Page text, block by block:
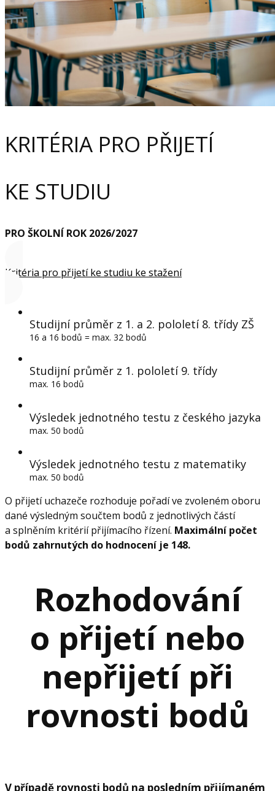
KRITÉRIA PRO PŘIJETÍ
KE STUDIU
PRO ŠKOLNÍ ROK 2026/2027
Kritéria pro přijetí ke studiu ke stažení
Studijní průměr z 1. a 2. pololetí 8. třídy ZŠ
16 a 16 bodů = max. 32 bodů
Studijní průměr z 1. pololetí 9. třídy
max. 16 bodů
Výsledek jednotného testu z českého jazyka
max. 50 bodů
Výsledek jednotného testu z matematiky
max. 50 bodů
O přijetí uchazeče rozhoduje pořadí ve zvoleném oboru
dané výsledným součtem bodů z jednotlivých částí
a splněním kritérií přijímacího řízení. Maximální počet
bodů zahrnutých do hodnocení je 148.
Rozhodování
o přijetí nebo
nepřijetí při
rovnosti bodů
V případě rovnosti bodů na posledním přijímaném